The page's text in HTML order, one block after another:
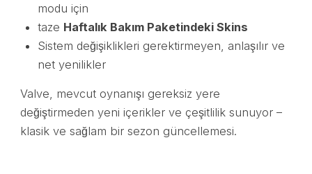
modu için
taze Haftalık Bakım Paketindeki Skins
Sistem değişiklikleri gerektirmeyen, anlaşılır ve
net yenilikler
Valve, mevcut oynanışı gereksiz yere
değiştirmeden yeni içerikler ve çeşitlilik sunuyor –
klasik ve sağlam bir sezon güncellemesi.